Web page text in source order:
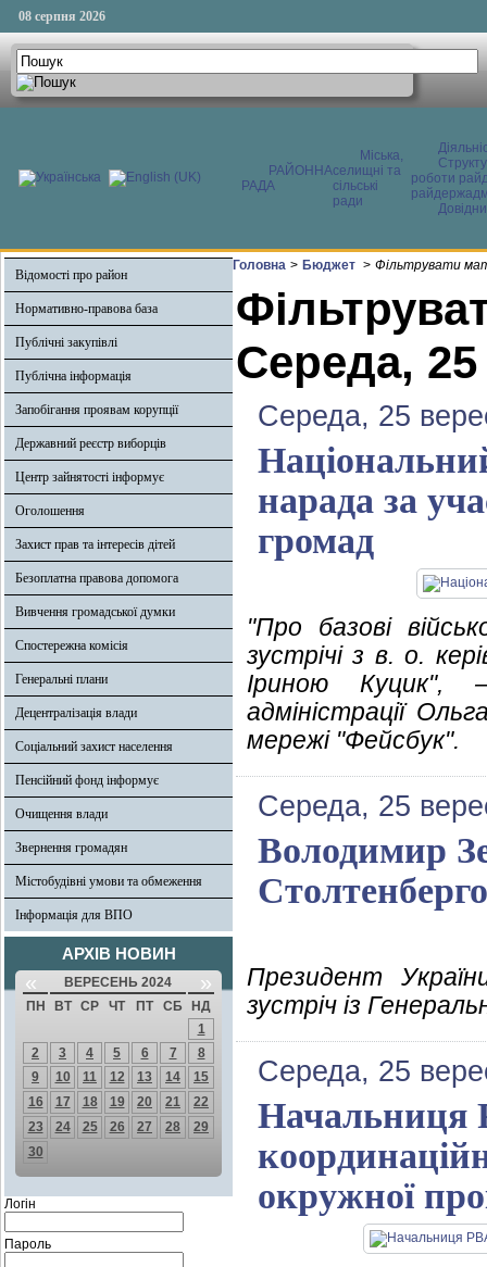
08 серпня 2026
РАЙОННА
РАДА
Міська,
селищні та
сільські
ради
роботи
Відомості про район
Нормативно-правова база
Публічні закупівлі
Публічна інформація
Запобігання проявам корупції
Державний реєстр виборців
Центр зайнятості інформує
Оголошення
Захист прав та інтересів дітей
Безоплатна правова допомога
Вивчення громадської думки
Спостережна комісія
Генеральні плани
Децентралізація влади
Соціальний захист населення
Пенсійний фонд інформує
Очищення влади
Звернення громадян
Містобудівні умови та обмеження
Інформація для ВПО
АРХІВ НОВИН
« ВЕРЕСЕНЬ 2024 »
ПН ВТ СР ЧТ ПТ СБ
НД
1
2
3 4 5 6 7
8
9
10 11 12 13 14
15
16
17 18 19 20 21
22
23
24 25 26 27 28
29
30
Логін
Пароль
Головна > Бюджет > Фільтрувати
Середа,
Середа, 25
нарада за
громад
"Про базові
зустрічі з в. о.
Іриною Куцик", –
адміністрації
мережі "Фейсбук".
Середа, 25
Володимир
Президент
зустріч із
Середа, 25
Начальниця
окружної